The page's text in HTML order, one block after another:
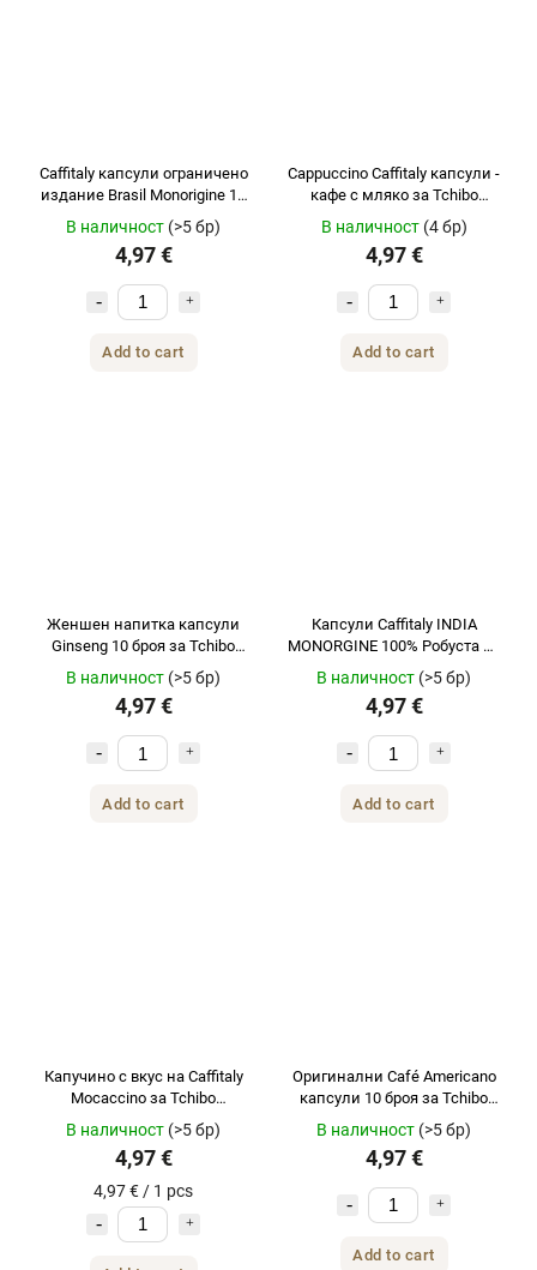
Caffitaly капсули ограничено
издание Brasil Monorigine 10
броя за Tchibo Cafissimo
В наличност (>5 бр)
4,97 €
Add to cart
Cappuccino Caffitaly капсули -
кафе с мляко за Tchibo
Cafissimo и Caffitaly 10бр.
В наличност (4 бр)
4,97 €
Add to cart
Женшен напитка капсули
Ginseng 10 броя за Tchibo
Cafissimo
В наличност (>5 бр)
4,97 €
Add to cart
Капсули Caffitaly INDIA
MONORGINE 100% Робуста 10
броя за Tchibo
В наличност (>5 бр)
4,97 €
Add to cart
Капучино с вкус на Caffitaly
Mocaccino за Tchibo
Cafissimo 10 бр.
В наличност (>5 бр)
4,97 €
4,97 € / 1 pcs
Оригинални Café Americano
капсули 10 броя за Tchibo
Cafissimo
В наличност (>5 бр)
4,97 €
Add to cart